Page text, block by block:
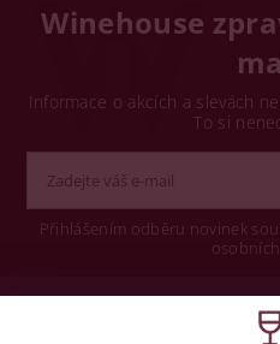
Winehouse
Informace o akcích a slevách
To si
Přihlášením odběru novinek